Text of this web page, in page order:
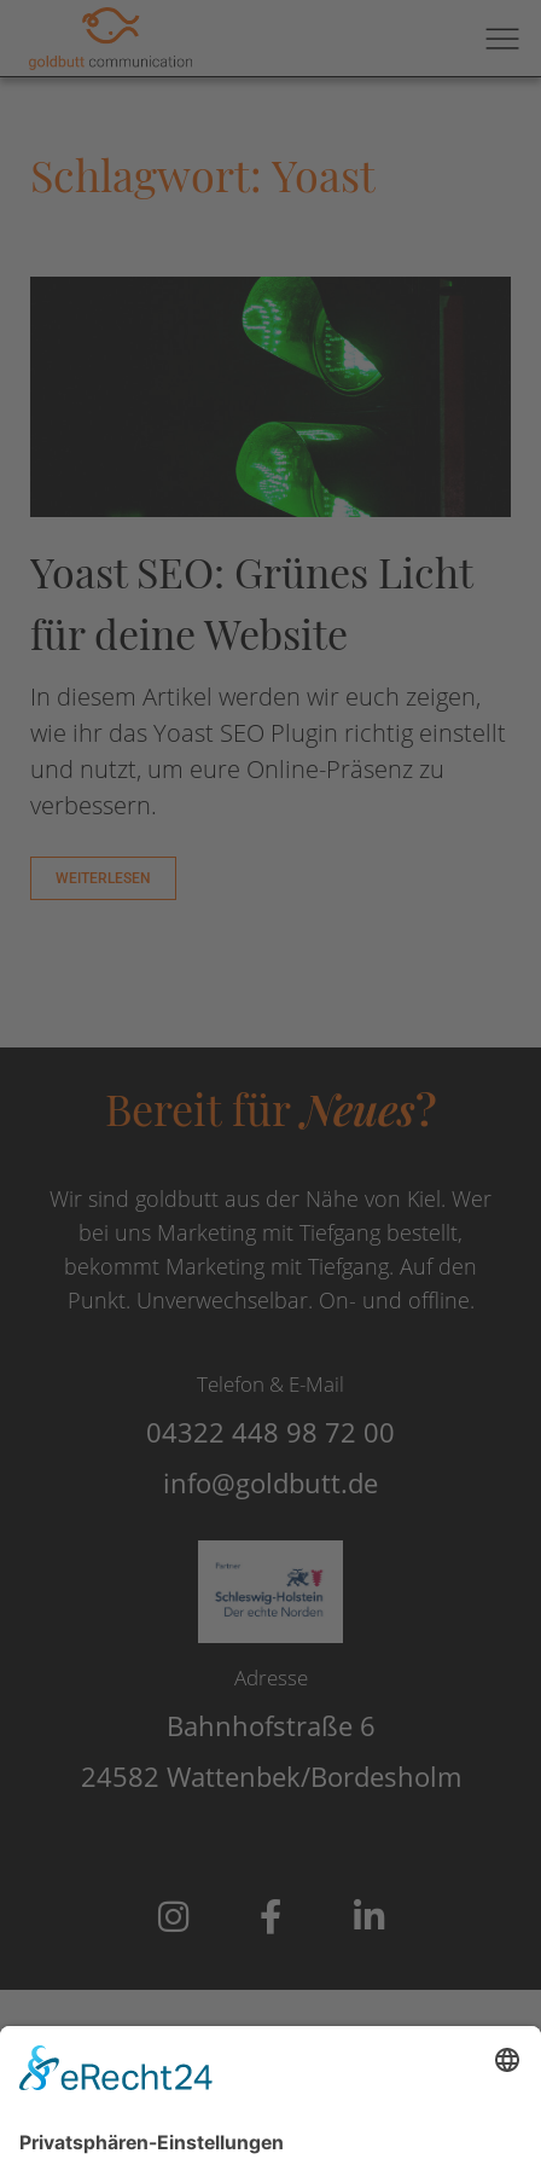
Schlagwort: Yoast
Yoast SEO: Grünes Licht
für deine Website​
In diesem Artikel werden wir euch zeigen,
wie ihr das Yoast SEO Plugin richtig einstellt
und nutzt, um eure Online-Präsenz zu
verbessern.
WEITERLESEN
Bereit fürNeues?
Wir sind goldbutt aus der Nähe von Kiel. Wer
bei uns Marketing mit Tiefgang bestellt,
bekommt Marketing mit Tiefgang. Auf den
Punkt. Unverwechselbar. On- und offline.
Telefon & E-Mail
04322 448 98 72 00
info@goldbutt.de
Adresse
Bahnhofstraße 6
24582 Wattenbek/Bordesholm